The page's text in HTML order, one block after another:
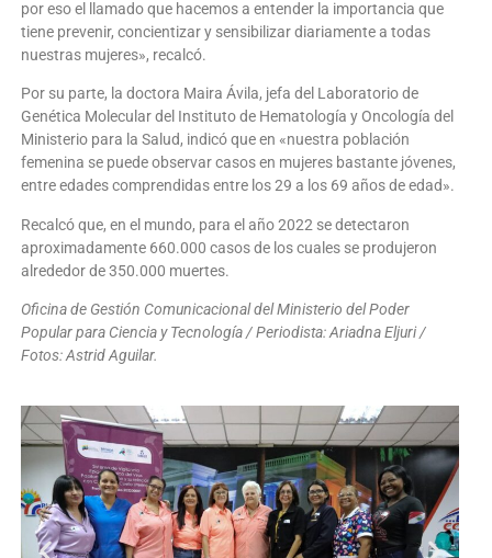
por eso el llamado que hacemos a entender la importancia que
tiene prevenir, concientizar y sensibilizar diariamente a todas
nuestras mujeres», recalcó.
Por su parte, la doctora Maira Ávila, jefa del Laboratorio de
Genética Molecular del Instituto de Hematología y Oncología del
Ministerio para la Salud, indicó que en «nuestra población
femenina se puede observar casos en mujeres bastante jóvenes,
entre edades comprendidas entre los 29 a los 69 años de edad».
Recalcó que, en el mundo, para el año 2022 se detectaron
aproximadamente 660.000 casos de los cuales se produjeron
alrededor de 350.000 muertes.
Oficina de Gestión Comunicacional del Ministerio del Poder
Popular para Ciencia y Tecnología / Periodista: Ariadna Eljuri /
Fotos: Astrid Aguilar.